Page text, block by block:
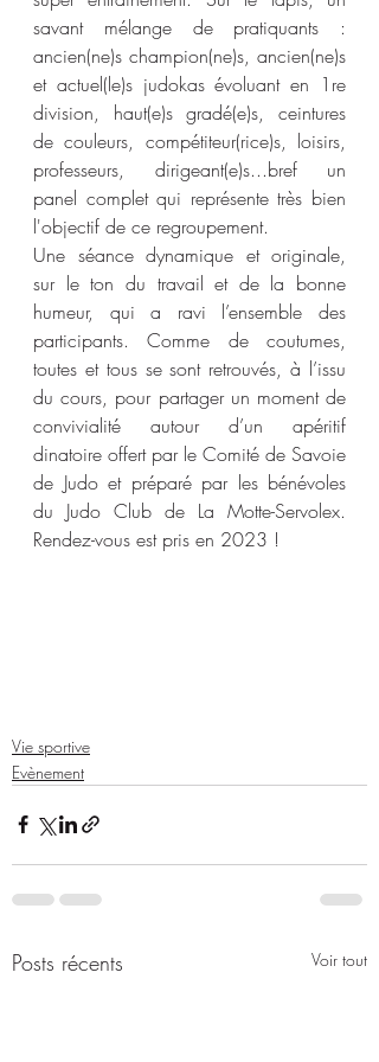
savant mélange de pratiquants :
ancien(ne)s champion(ne)s, ancien(ne)s
et actuel(le)s judokas évoluant en 1re
division, haut(e)s gradé(e)s, ceintures
de couleurs, compétiteur(rice)s, loisirs,
professeurs, dirigeant(e)s...bref un
panel complet qui représente très bien
l'objectif de ce regroupement.
Une séance dynamique et originale,
sur le ton du travail et de la bonne
humeur, qui a ravi l’ensemble des
participants. Comme de coutumes,
toutes et tous se sont retrouvés, à l’issu
du cours, pour partager un moment de
convivialité autour d’un apéritif
dinatoire offert par le Comité de Savoie
de Judo et préparé par les bénévoles
du Judo Club de La Motte-Servolex.
Rendez-vous est pris en 2023 !
Vie sportive
Evènement
Posts récents Voir tout